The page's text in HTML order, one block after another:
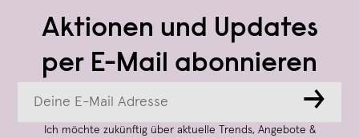
Aktionen und Updates
per E-Mail abonnieren
→
Ich möchte zukünftig über aktuelle Trends, Angebote &